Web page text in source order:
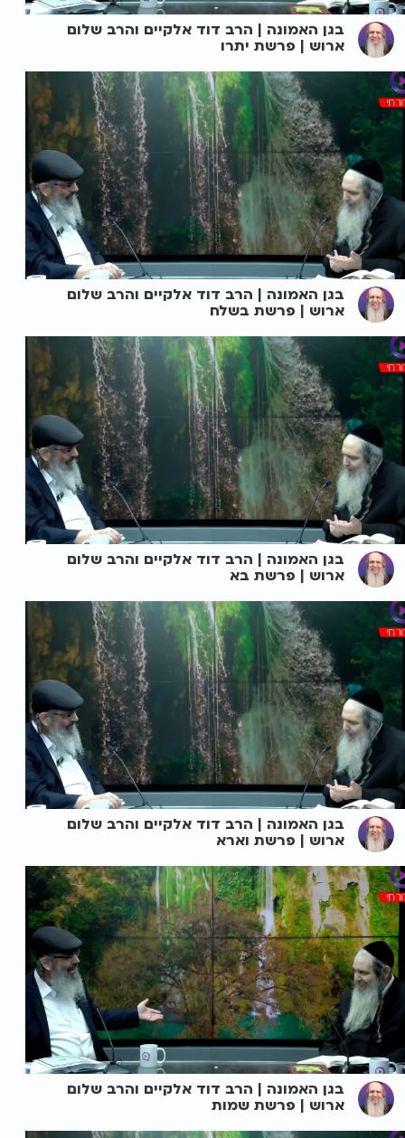
בגן האמונה | הרב דוד אלקיים והרב שלום
ארוש | פרשת יתרו
בגן האמונה | הרב דוד אלקיים והרב שלום
ארוש | פרשת בשלח
בגן האמונה | הרב דוד אלקיים והרב שלום
ארוש | פרשת בא
בגן האמונה | הרב דוד אלקיים והרב שלום
ארוש | פרשת וארא
בגן האמונה | הרב דוד אלקיים והרב שלום
ארוש | פרשת שמות